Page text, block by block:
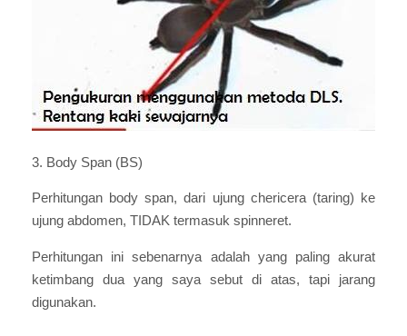
3. Body Span (BS)
Perhitungan body span, dari ujung chericera (taring) ke
ujung abdomen, TIDAK termasuk spinneret.
Perhitungan ini sebenarnya adalah yang paling akurat
ketimbang dua yang saya sebut di atas, tapi jarang
digunakan.